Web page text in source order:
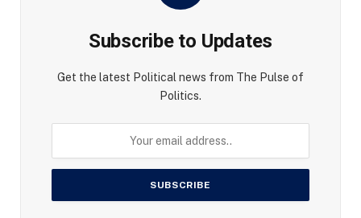
Subscribe to Updates
Get the latest Political news from The Pulse of
Politics.